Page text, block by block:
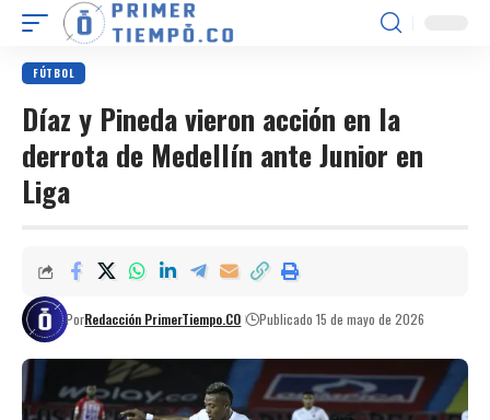
FÚTBOL
Díaz y Pineda vieron acción en la
derrota de Medellín ante Junior en
Liga
PorRedacción PrimerTiempo.CO Publicado 15 de mayo de 2026